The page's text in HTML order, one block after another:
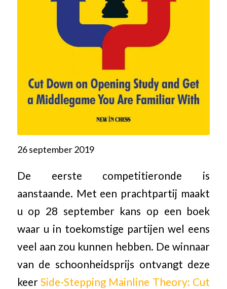
26 september 2019
De eerste competitieronde is
aanstaande. Met een prachtpartij maakt
u op 28 september kans op een boek
waar u in toekomstige partijen wel eens
veel aan zou kunnen hebben. De winnaar
van de schoonheidsprijs ontvangt deze
keerSide-Stepping Mainline Theory: Cut